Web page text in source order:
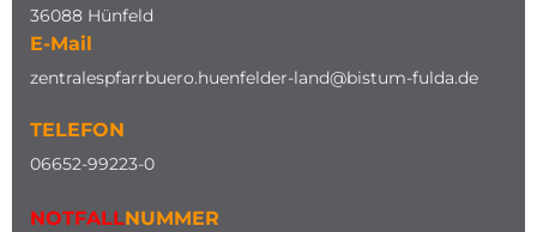
36088 Hünfeld
E-Mail
zentralespfarrbuero.huenfelder-land@bistum-fulda.de
TELEFON
06652-99223-0
NOTFALLNUMMER